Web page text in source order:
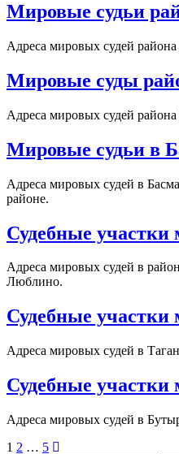
Мировые судьи
Адреса мировых судей
Мировые суды
Адреса мировых судей
Мировые судьи в
Адреса мировых судей в
районе.
Судебные
Адреса мировых судей в
Люблино.
Судебные участки
Адреса мировых судей в
Судебные участки
Адреса мировых судей в
1 2 … 5